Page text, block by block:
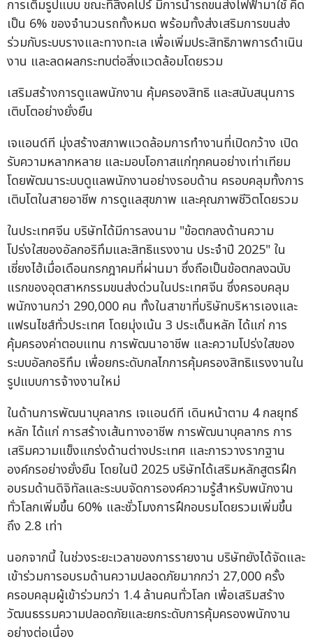
การเต็มรูปแบบ ขณะที่สิงคโปร์ มีการนำรถขนส่งไฟฟ้ามาใช้ คิด
เป็น 6% ของจำนวนรถทั้งหมด พร้อมทั้งส่งเสริมการขนส่ง
ร่วมกับระบบรางและทางทะเล เพื่อเพิ่มประสิทธิภาพการดำเนิน
งาน และลดผลกระทบต่อสิ่งแวดล้อมโดยรวม
เสริมสร้างการดูแลพนักงาน คุ้มครองสิทธิ และสนับสนุนการ
เติบโตอย่างยั่งยืน
เจแอนด์ที มุ่งสร้างสภาพแวดล้อมการทำงานที่เปิดกว้าง เปิด
รับความหลากหลาย และมอบโอกาสแก่ทุกคนอย่างเท่าเทียม
โดยพัฒนาระบบดูแลพนักงานอย่างรอบด้าน ครอบคลุมทั้งการ
เติบโตในสายอาชีพ การดูแลสุขภาพ และคุณภาพชีวิตโดยรวม
ในประเทศจีน บริษัทได้มีการลงนาม "ข้อตกลงด้านความ
โปร่งใสของอัลกอริทึมและสิทธิแรงงาน ประจำปี 2025" ใน
เซี่ยงไฮ้เมื่อเดือนกรกฎาคมที่ผ่านมา ซึ่งถือเป็นข้อตกลงฉบับ
แรกของอุตสาหกรรมขนส่งด่วนในประเทศจีน ซึ่งครอบคลุม
พนักงานกว่า 290,000 คน ทั้งในสาขาที่บริษัทบริหารเองและ
แฟรนไชส์ทั่วประเทศ โดยมุ่งเน้น 3 ประเด็นหลัก ได้แก่ การ
คุ้มครองค่าตอบแทน การพัฒนาอาชีพ และความโปร่งใสของ
ระบบอัลกอริทึม เพื่อยกระดับกลไกการคุ้มครองสิทธิแรงงานใน
รูปแบบการจ้างงานใหม่
ในด้านการพัฒนาบุคลากร เจแอนด์ที เดินหน้าตาม 4 กลยุทธ์
หลัก ได้แก่ การสร้างเส้นทางอาชีพ การพัฒนาบุคลากร การ
เสริมความแข็งแกร่งด้านต่างประเทศ และการวางรากฐาน
องค์กรอย่างยั่งยืน โดยในปี 2025 บริษัทได้เสริมหลักสูตรฝึก
อบรมด้านดิจิทัลและระบบจัดการองค์ความรู้สำหรับพนักงาน
ทั่วโลกเพิ่มขึ้น 60% และชั่วโมงการฝึกอบรมโดยรวมเพิ่มขึ้น
ถึง 2.8 เท่า
นอกจากนี้ ในช่วงระยะเวลาของการรายงาน บริษัทยังได้จัดและ
เข้าร่วมการอบรมด้านความปลอดภัยมากกว่า 27,000 ครั้ง
ครอบคลุมผู้เข้าร่วมกว่า 1.4 ล้านคนทั่วโลก เพื่อเสริมสร้าง
วัฒนธรรมความปลอดภัยและยกระดับการคุ้มครองพนักงาน
อย่างต่อเนื่อง